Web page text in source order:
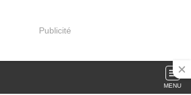
Publicité
MENU